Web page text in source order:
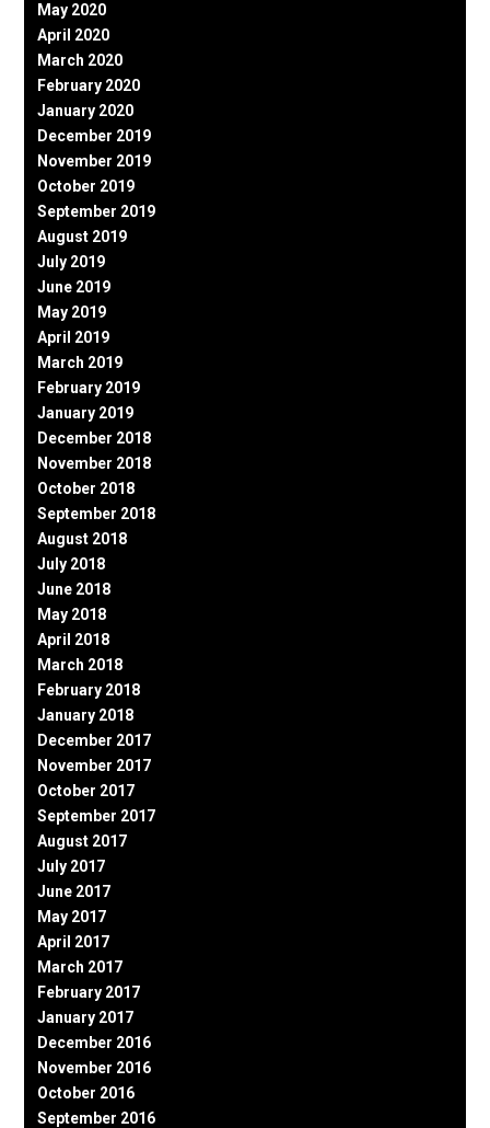
May 2020
April 2020
March 2020
February 2020
January 2020
December 2019
November 2019
October 2019
September 2019
August 2019
July 2019
June 2019
May 2019
April 2019
March 2019
February 2019
January 2019
December 2018
November 2018
October 2018
September 2018
August 2018
July 2018
June 2018
May 2018
April 2018
March 2018
February 2018
January 2018
December 2017
November 2017
October 2017
September 2017
August 2017
July 2017
June 2017
May 2017
April 2017
March 2017
February 2017
January 2017
December 2016
November 2016
October 2016
September 2016